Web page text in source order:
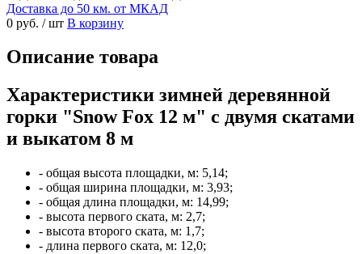
Доставка до 50 км. от МКАД
0 руб. / шт В корзину
Описание товара
Характеристики зимней деревянной
горки "Snow Fox 12 м" с двумя скатами
и выкатом 8 м
- общая высота площадки, м: 5,14;
- общая ширина площадки, м: 3,93;
- общая длина площадки, м: 14,99;
- высота первого ската, м: 2,7;
- высота второго ската, м: 1,7;
- длина первого ската, м: 12,0;